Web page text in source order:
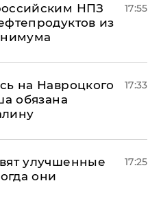
НПЗ
из
17:55
на Навроцкого
обязана
17:33
улучшенные
они
17:25